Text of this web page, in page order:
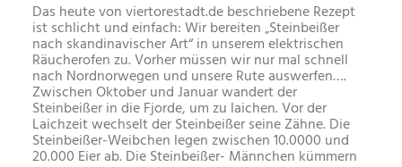
Das heute von viertorestadt.de beschriebene Rezept
ist schlicht und einfach: Wir bereiten „Steinbeißer
nach skandinavischer Art“ in unserem elektrischen
Räucherofen zu. Vorher müssen wir nur mal schnell
nach Nordnorwegen und unsere Rute auswerfen….
Zwischen Oktober und Januar wandert der
Steinbeißer in die Fjorde, um zu laichen. Vor der
Laichzeit wechselt der Steinbeißer seine Zähne. Die
Steinbeißer-Weibchen legen zwischen 10.0000 und
20.000 Eier ab. Die Steinbeißer- Männchen kümmern